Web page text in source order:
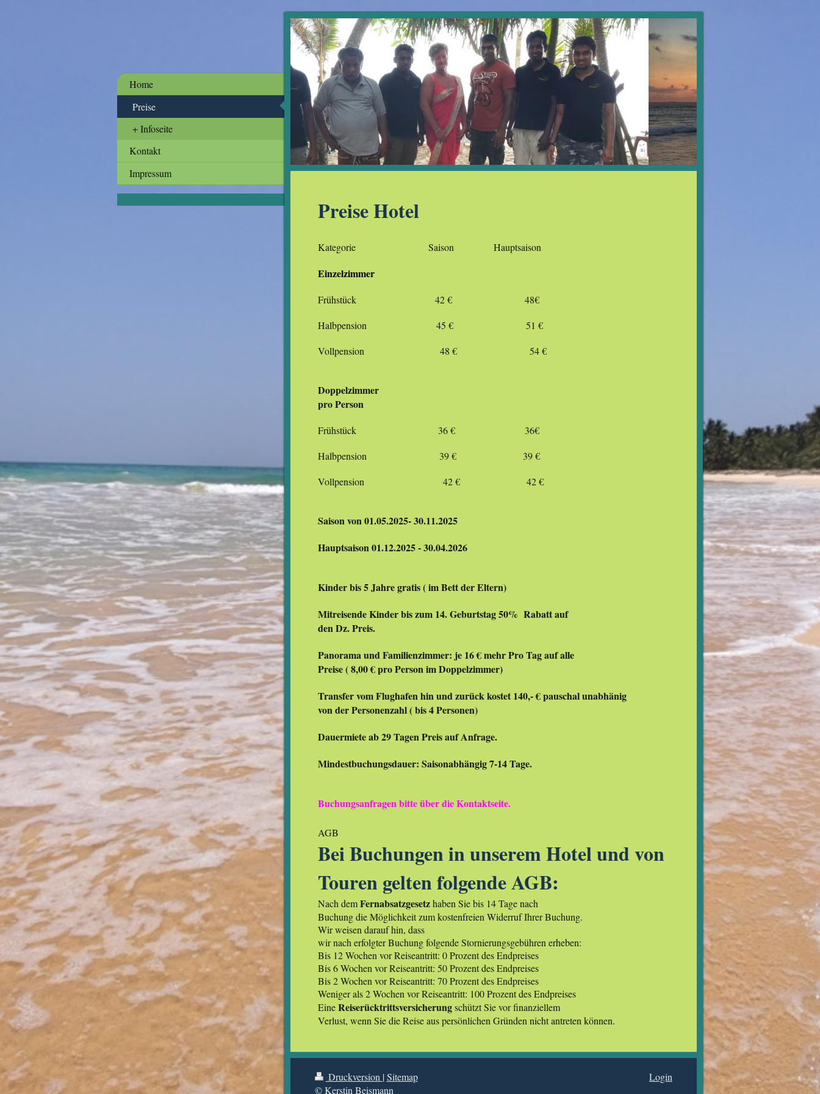
Preise Hotel
Kategorie Saison Hauptsaison
Einzelzimmer
Frühstück 42 € 48€
Halbpension 45 € 51 €
Vollpension 48 € 54 €
Doppelzimmer
pro Person
Frühstück 36 € 36€
Halbpension 39 € 39 €
Vollpension 42 € 42 €
Saison von 01.05.2025- 30.11.2025
Hauptsaison 01.12.2025 - 30.04.2026
Kinder bis 5 Jahre gratis ( im Bett der Eltern)
Mitreisende Kinder bis zum 14. Geburtstag 50% Rabatt auf
den Dz. Preis.
Panorama und Familienzimmer: je 16 € mehr Pro Tag auf alle
Preise ( 8,00 € pro Person im Doppelzimmer)
Transfer vom Flughafen hin und zurück kostet 140,- € pauschal unabhänig
von der Personenzahl ( bis 4 Personen)
Dauermiete ab 29 Tagen Preis auf Anfrage.
Mindestbuchungsdauer: Saisonabhängig 7-14 Tage.
Buchungsanfragen bitte über die Kontaktseite.
AGB
Bei Buchungen in unserem Hotel und von
Touren gelten folgende AGB:
Nach demFernabsatzgesetzhaben Sie bis 14 Tage nach
Buchung die Möglichkeit zum kostenfreien Widerruf Ihrer Buchung.
Wir weisen darauf hin, dass
wir nach erfolgter Buchung folgende Stornierungsgebühren erheben:
Bis 12 Wochen vor Reiseantritt: 0 Prozent des Endpreises
Bis 6 Wochen vor Reiseantritt: 50 Prozent des Endpreises
Bis 2 Wochen vor Reiseantritt: 70 Prozent des Endpreises
Weniger als 2 Wochen vor Reiseantritt: 100 Prozent des Endpreises
EineReiserücktrittsversicherungschützt Sie vor finanziellem
Verlust, wenn Sie die Reise aus persönlichen Gründen nicht antreten können.
Druckversion | Sitemap
© Kerstin Beismann
Login
Home
Preise
Infoseite
Kontakt
Impressum